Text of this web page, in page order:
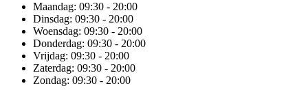
Maandag: 09:30 - 20:00
Dinsdag: 09:30 - 20:00
Woensdag: 09:30 - 20:00
Donderdag: 09:30 - 20:00
Vrijdag: 09:30 - 20:00
Zaterdag: 09:30 - 20:00
Zondag: 09:30 - 20:00